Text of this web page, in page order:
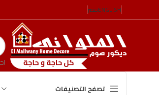
ENGLISHمصر
تصفح التصنيفات